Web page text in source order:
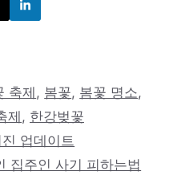
축제 , 봄꽃, 봄꽃 명소,
제 , 한강벚꽃
업데이트
집주인 사기 피하는법